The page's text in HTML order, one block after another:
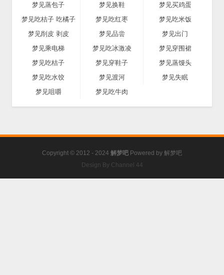
梦见蒸包子
梦见换鞋
梦见买鸡蛋
梦见吃桔子 吃橘子
梦见吃红枣
梦见吃米饭
梦见削皮 剥皮
梦见品尝
梦见出门
梦见乘电梯
梦见吃冰激凌
梦见穿围裙
梦见吃桔子
梦见穿鞋子
梦见蒸馒头
梦见吃水饺
梦见渡河
梦见失眠
梦见咀嚼
梦见吃牛肉
Copyright © 2012 - 2024 解梦吧 Powered by 解梦吧
Design By Channel 44